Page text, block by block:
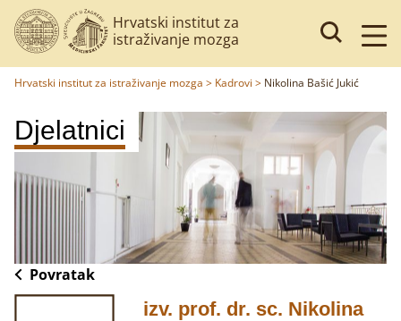
Hrvatski institut za
istraživanje mozga
Hrvatski institut za istraživanje mozga > Kadrovi > Nikolina Bašić Jukić
Djelatnici
Povratak
izv. prof. dr. sc. Nikolina